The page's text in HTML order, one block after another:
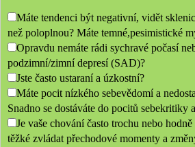
Máte tendenci být negativní, vidět
než poloplnou? Máte temné,pesimistické
Opravdu nemáte rádi sychravé počasí
podzimní/zimní depresí (SAD)?
Jste často ustaraní a úzkostní?
Máte pocit nízkého sebevědomí a
Snadno se dostáváte do pocitů sebekritiky
Je vaše chování často trochu nebo
těžké zvládat přechodové momenty a